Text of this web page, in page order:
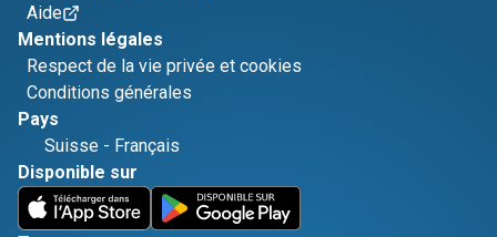
Aide
Mentions légales
Respect de la vie privée et cookies
Conditions générales
Pays
Suisse - Français
Disponible sur